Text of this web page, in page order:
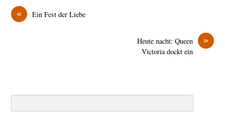
« Ein Fest der Liebe
»
Heute nacht: Queen
Victoria dockt ein